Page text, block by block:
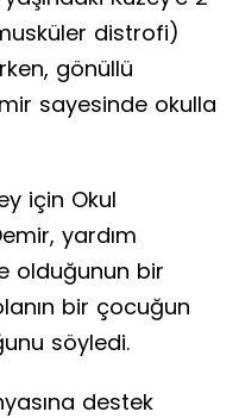
distrofi)
gönüllü
sayesinde okulla
için Okul
yardım
olduğunun bir
bir çocuğun
söyledi.
destek